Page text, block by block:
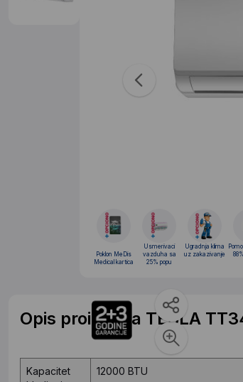
Poklon MeDis
Medical kartica
Usmerivaci
vazduha sa
25% popu
Ugradnja klima
uz zakazivanje
Opis proizvoda TESLA
Kapacitet
12000 BTU